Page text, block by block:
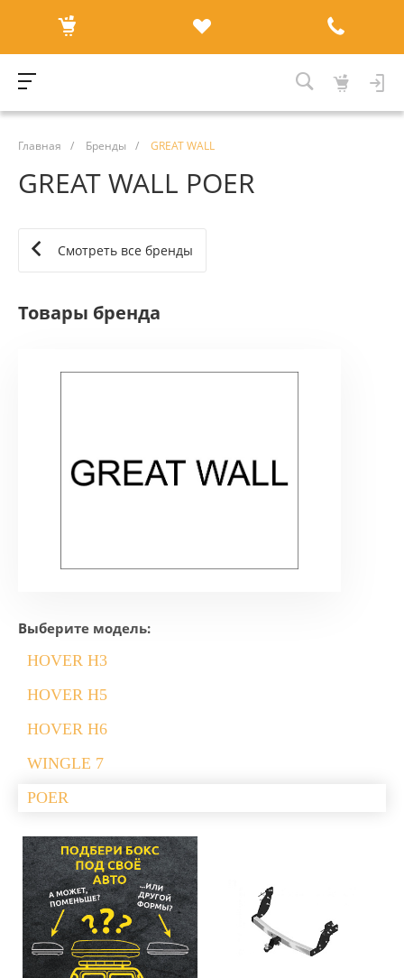
Главная / Бренды / GREAT WALL
GREAT WALL POER
Смотреть все бренды
Товары бренда
Выберите модель:
HOVER H3
HOVER H5
HOVER H6
WINGLE 7
POER